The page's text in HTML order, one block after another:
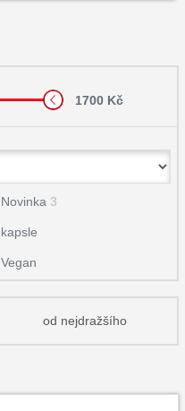
1700 Kč
Novinka 3
kapsle
Vegan
od nejdražšího